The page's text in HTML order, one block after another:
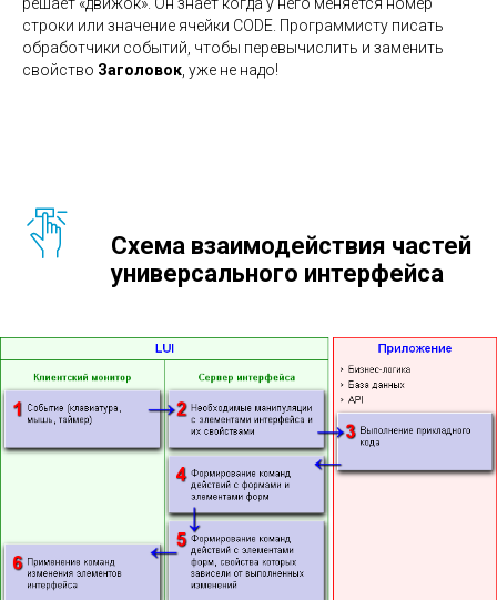
строки или значение ячейки CODE. Программисту писать
обработчики событий, чтобы перевычислить и заменить
свойство Заголовок , уже не надо!
Схема взаимодействия частей
универсального интерфейса